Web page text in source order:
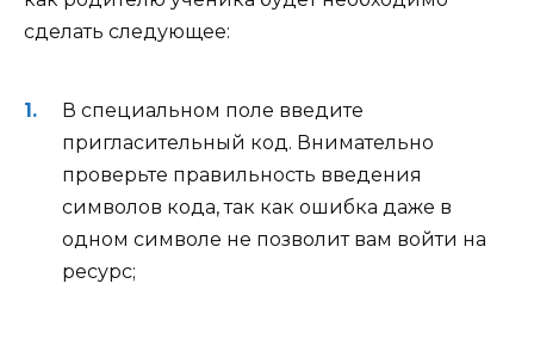
сделать следующее:
В специальном поле введите
пригласительный код. Внимательно
проверьте правильность введения
символов кода, так как ошибка даже в
одном символе не позволит вам войти на
ресурс;